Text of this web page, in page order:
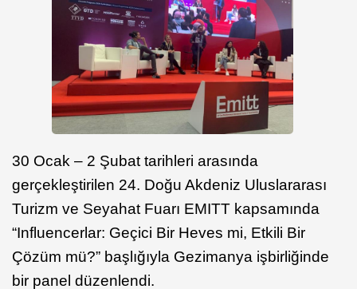
30 Ocak – 2 Şubat tarihleri arasında
gerçekleştirilen 24. Doğu Akdeniz Uluslararası
Turizm ve Seyahat Fuarı EMITT kapsamında
“Influencerlar: Geçici Bir Heves mi, Etkili Bir
Çözüm mü?” başlığıyla Gezimanya işbirliğinde
bir panel düzenlendi.